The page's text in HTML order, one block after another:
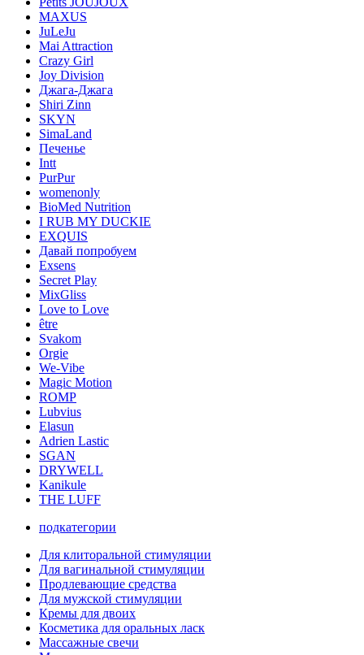
MAXUS
JuLeJu
Mai Attraction
Crazy Girl
Joy Division
Джага-Джага
Shiri Zinn
SKYN
SimaLand
Печенье
Intt
PurPur
womenonly
BioMed Nutrition
I RUB MY DUCKIE
EXQUIS
Давай попробуем
Exsens
Secret Play
MixGliss
Love to Love
être
Svakom
Orgie
We-Vibe
Magic Motion
ROMP
Lubvius
Elasun
Adrien Lastic
SGAN
DRYWELL
Kanikule
THE LUFF
подкатегории
Для клиторальной стимуляции
Для вагинальной стимуляции
Продлевающие средства
Для мужской стимуляции
Кремы для двоих
Косметика для оральных ласк
Массажные свечи